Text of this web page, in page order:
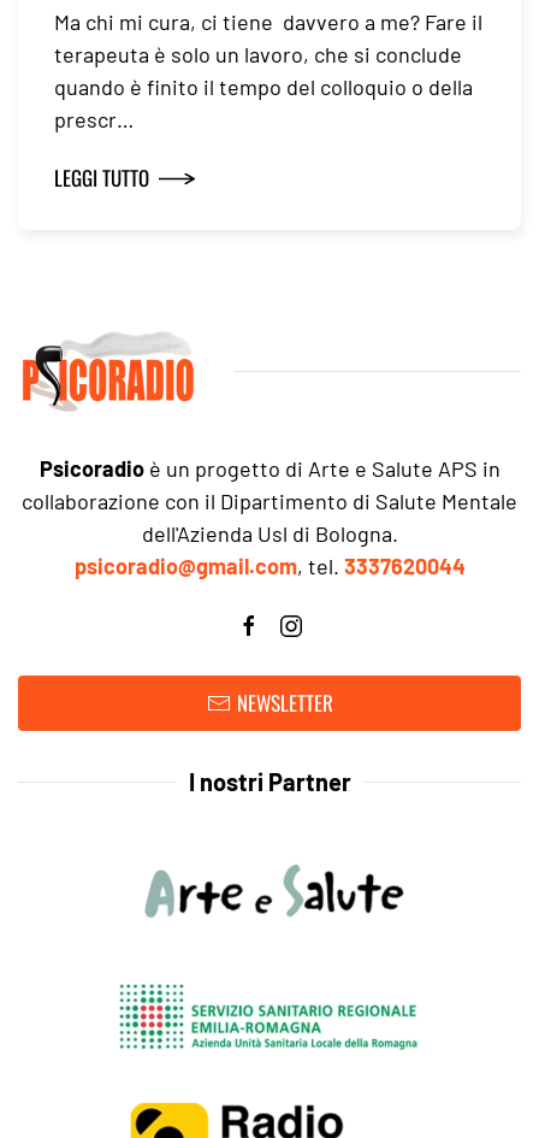
Ma chi mi cura, ci tiene davvero a me? Fare il
terapeuta è solo un lavoro, che si conclude
quando è finito il tempo del colloquio o della
prescr…
LEGGI TUTTO
Psicoradioè un progetto di Arte e Salute APS in
collaborazione con il Dipartimento di Salute Mentale
dell'Azienda Usl di Bologna.
psicoradio@gmail.com, tel. 3337620044
NEWSLETTER
I nostri Partner